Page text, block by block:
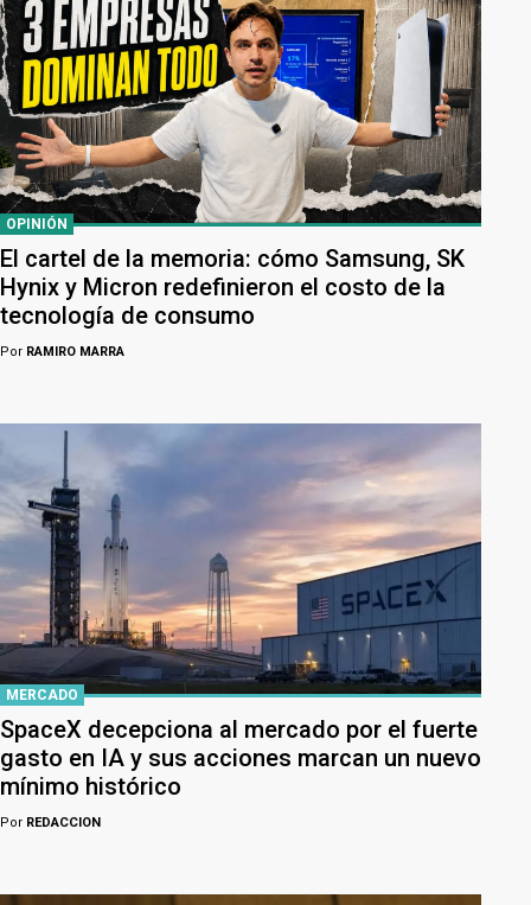
OPINIÓN
El cartel de la memoria: cómo Samsung, SK
Hynix y Micron redefinieron el costo de la
tecnología de consumo
Por RAMIRO MARRA
MERCADO
SpaceX decepciona al mercado por el fuerte
gasto en IA y sus acciones marcan un nuevo
mínimo histórico
Por REDACCION